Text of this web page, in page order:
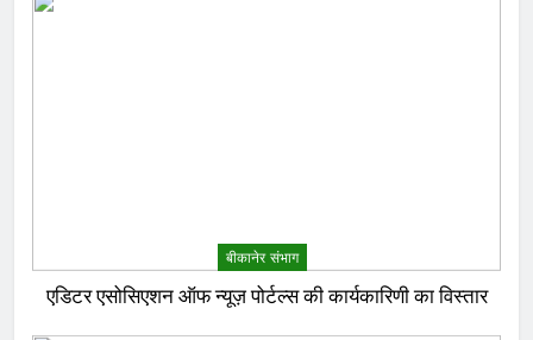
बीकानेर संभाग
एडिटर एसोसिएशन ऑफ न्यूज़ पोर्टल्स की कार्यकारिणी का विस्तार